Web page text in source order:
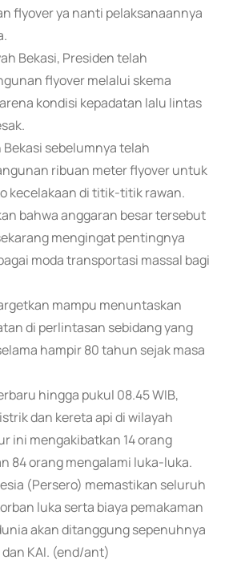
flyover ya nanti pelaksanaannya
Bekasi, Presiden telah
flyover melalui skema
kondisi kepadatan lalu lintas
sebelumnya telah
ribuan meter flyover untuk
kecelakaan di titik-titik rawan.
bahwa anggaran besar tersebut
mengingat pentingnya
moda transportasi massal bagi
mampu menuntaskan
di perlintasan sebidang yang
hampir 80 tahun sejak masa
hingga pukul 08.45 WIB,
dan kereta api di wilayah
ini mengakibatkan 14 orang
84 orang mengalami luka-luka.
(Persero) memastikan seluruh
luka serta biaya pemakaman
akan ditanggung sepenuhnya
KAI. (end/ant)